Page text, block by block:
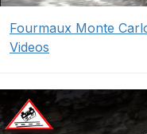
Fourmaux Monte
Videos